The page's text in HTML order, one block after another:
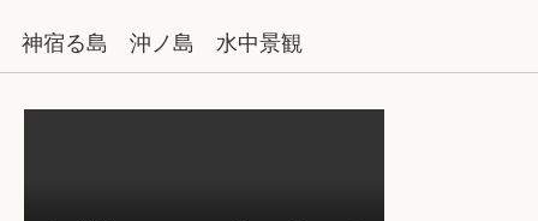
神宿る島 沖ノ島 水中景観